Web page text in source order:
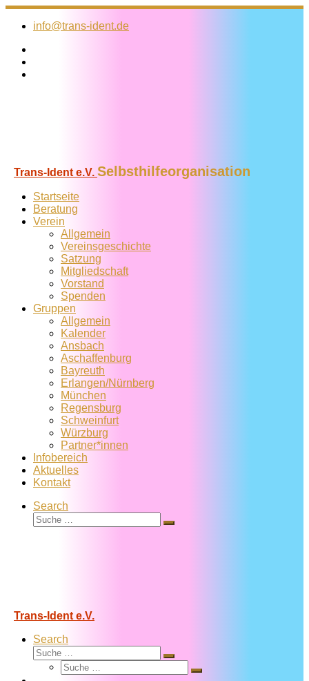
Zum
Inhalt
info@trans-ident.de
Trans-Ident e.V. Selbsthilfeorganisation
Startseite
Beratung
Verein
Allgemein
Vereins­geschichte
Satzung
Mitglied­schaft
Vorstand
Spenden
Gruppen
Allgemein
Kalender
Ansbach
Aschaffenburg
Bayreuth
Erlangen/Nürnberg
München
Regensburg
Schweinfurt
Würzburg
Partner*innen
Infobereich
Aktuelles
Kontakt
Search
Suche
Suche
Trans-Ident e.V.
Search
Suche
Suche
Suche
Suche